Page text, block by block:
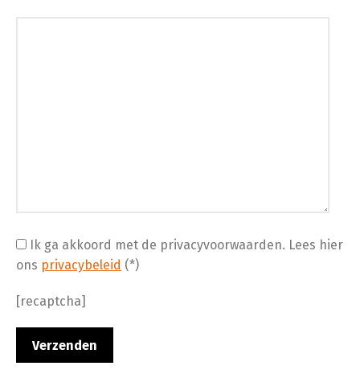
Ik ga akkoord met de privacyvoorwaarden. Lees hier
ons privacybeleid (*)
[recaptcha]